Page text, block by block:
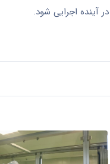
آینده اجرایی شود.